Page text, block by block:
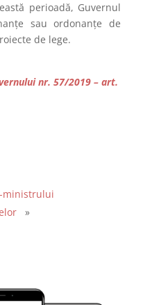
perioadă, Guvernul
sau ordonanțe de
de lege.
nr. 57/2019 – art.
ministrului
»